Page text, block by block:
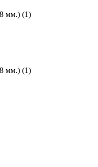
мм.) (1)
мм.) (1)